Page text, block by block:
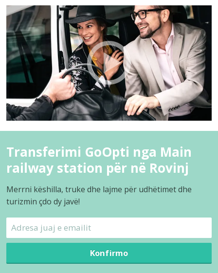
Transferimi GoOpti nga Main
railway station për në Rovinj
Merrni këshilla, truke dhe lajme për udhëtimet dhe
turizmin çdo dy javë!
Konfirmo